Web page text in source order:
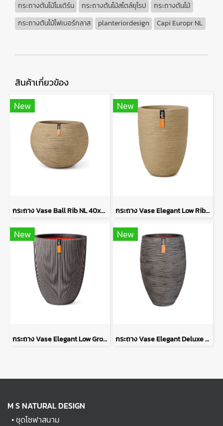
กระถางต้นไม้โมเดิร์น
กระถางต้นไม้สไตล์ยุโรป
กระถางต้นไม้
กระถางต้นไม้ไฟเบอร์กลาส
planteriordesign Capi Europr NL
สินค้าเกี่ยวข้อง
New
กระถาง Vase Ball Rib NL 40x32 - Beige
New
กระถาง Vase Elegant Low Rib NL 46x58 - Beige
New
กระถาง Vase Elegant Low Groove NL 46x58 - Anthracite
New
กระถาง Vase Elegant Deluxe Rib NL 50x74 - Anthracite
M S NATURAL DESIGN
•ชุดโซฟาสนาม